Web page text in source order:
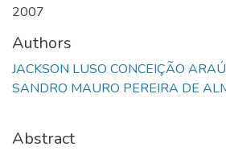
2007
Authors
JACKSON LUSO CONCEIÇÃO
SANDRO MAURO PEREIRA DE
Abstract